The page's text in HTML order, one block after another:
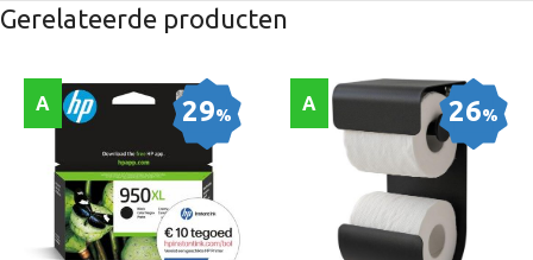
Gerelateerde producten
29%
A 26%
A